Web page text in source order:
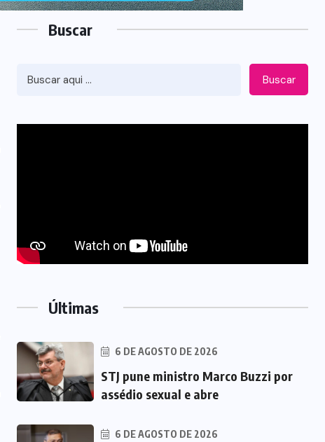
Buscar
Buscar
Últimas
6 DE AGOSTO DE 2026
STJ pune ministro Marco Buzzi por
assédio sexual e abre
6 DE AGOSTO DE 2026